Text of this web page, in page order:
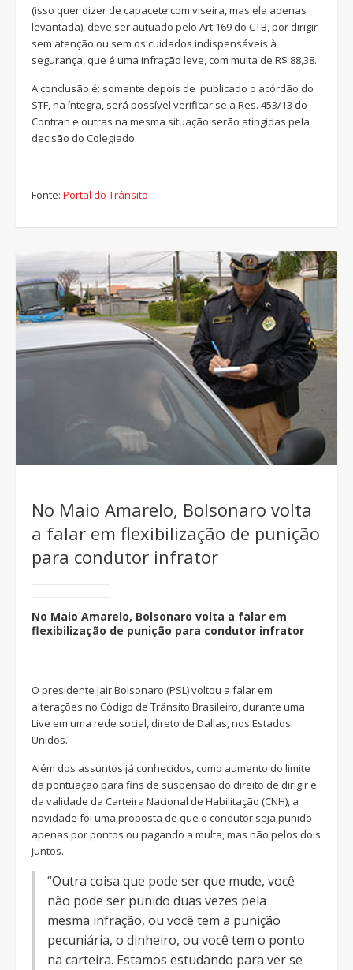
(isso quer dizer de capacete com viseira, mas ela apenas
levantada), deve ser autuado pelo Art.169 do CTB, por dirigir
sem atenção ou sem os cuidados indispensáveis à
segurança, que é uma infração leve, com multa de R$ 88,38.
A conclusão é: somente depois de publicado o acórdão do
STF, na íntegra, será possível verificar se a Res. 453/13 do
Contran e outras na mesma situação serão atingidas pela
decisão do Colegiado.
Fonte: Portal do Trânsito
No Maio Amarelo, Bolsonaro volta
a falar em flexibilização de punição
para condutor infrator
No Maio Amarelo, Bolsonaro volta a falar em
flexibilização de punição para condutor infrator
O presidente Jair Bolsonaro (PSL) voltou a falar em
alterações no Código de Trânsito Brasileiro, durante uma
Live em uma rede social, direto de Dallas, nos Estados
Unidos.
Além dos assuntos já conhecidos, como aumento do limite
da pontuação para fins de suspensão do direito de dirigir e
da validade da Carteira Nacional de Habilitação (CNH), a
novidade foi uma proposta de que o condutor seja punido
apenas por pontos ou pagando a multa, mas não pelos dois
juntos.
“Outra coisa que pode ser que mude, você
não pode ser punido duas vezes pela
mesma infração, ou você tem a punição
pecuniária, o dinheiro, ou você tem o ponto
na carteira. Estamos estudando para ver se